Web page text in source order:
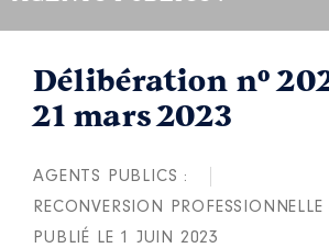
Délibération n°
21 mars 2023
AGENTS PUBLICS :
RECONVERSION
PUBLIÉ LE 1 JUIN 2023